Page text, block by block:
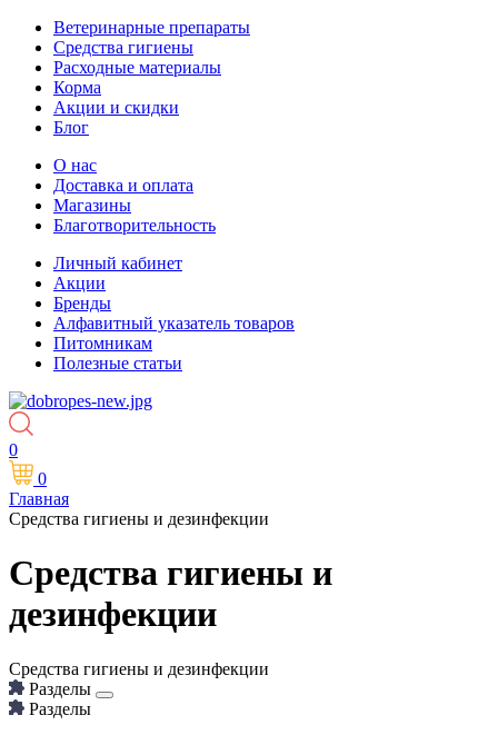
Ветeринарные препараты
Средства гигиены
Расходные материалы
Корма
Акции и скидки
Блог
О нас
Доставка и оплата
Магазины
Благотворительность
Личный кабинет
Акции
Бренды
Алфавитный указатель товаров
Питомникам
Полезные статьи
0
0
Главная
Средства гигиены и дезинфекции
Средства гигиены и
дезинфекции
Средства гигиены и дезинфекции
Разделы
Разделы